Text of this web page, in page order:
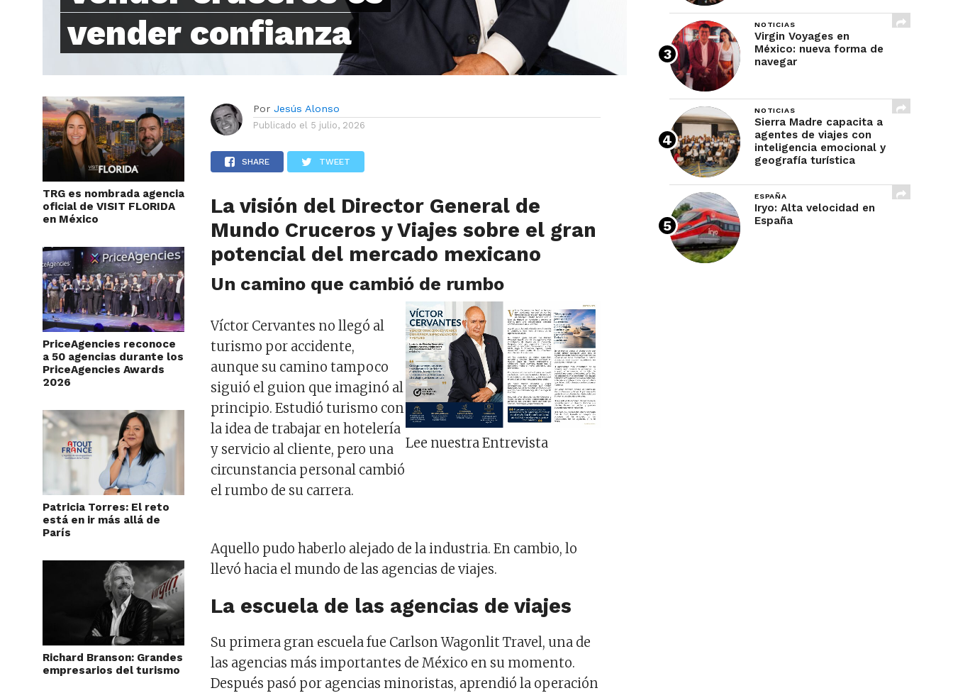
vender confianza
TRG es nombrada agencia
oficial de VISIT FLORIDA
en México
PriceAgencies reconoce
a 50 agencias durante los
PriceAgencies Awards
2026
Patricia Torres: El reto
está en ir más allá de
París
Richard Branson: Grandes
empresarios del turismo
Por Jesús Alonso
Publicado el 5 julio, 2026
SHARE TWEET
La visión del Director General de
Mundo Cruceros y Viajes sobre el gran
potencial del mercado mexicano
Un camino que cambió de rumbo
Víctor Cervantes no llegó al
turismo por accidente,
aunque su camino tampoco
siguió el guion que imaginó al
principio. Estudió turismo con
la idea de trabajar en hotelería
y servicio al cliente, pero una
circunstancia personal cambió
el rumbo de su carrera.
Lee nuestra Entrevista
Aquello pudo haberlo alejado de la industria. En cambio, lo
llevó hacia el mundo de las agencias de viajes.
La escuela de las agencias de viajes
Su primera gran escuela fue Carlson Wagonlit Travel, una de
las agencias más importantes de México en su momento.
Después pasó por agencias minoristas, aprendió la operación
NOTICIAS
Virgin Voyages en
México: nueva forma de
navegar
NOTICIAS
Sierra Madre capacita a
agentes de viajes con
inteligencia emocional y
geografía turística
ESPAÑA
Iryo: Alta velocidad en
España